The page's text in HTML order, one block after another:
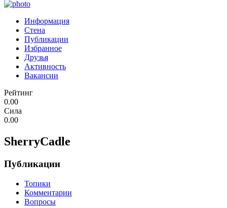
Информация
Стена
Публикации
Избранное
Друзья
Активность
Вакансии
Рейтинг
0.00
Сила
0.00
SherryCadle
Публикации
Топики
Комментарии
Вопросы